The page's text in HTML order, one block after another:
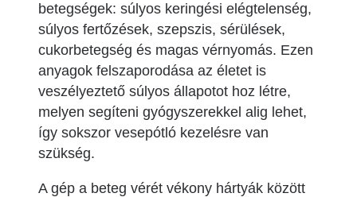
betegségek: súlyos keringési elégtelenség,
súlyos fertőzések, szepszis, sérülések,
cukorbetegség és magas vérnyomás. Ezen
anyagok felszaporodása az életet is
veszélyeztető súlyos állapotot hoz létre,
melyen segíteni gyógyszerekkel alig lehet,
így sokszor vesepótló kezelésre van
szükség.
A gép a beteg vérét vékony hártyák között